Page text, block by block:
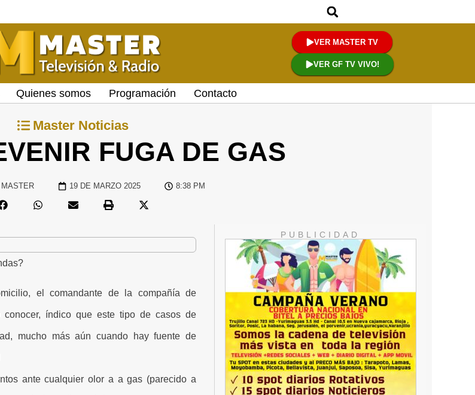
VER MASTER TV
VER GF TV VIVO!
Quienes somos Programación Contacto
Master Noticias
FUGA DE GAS
19 DE MARZO 2025 8:38 PM
el comandante de la compañía de
conocer, índico que este tipo de casos de
mucho más aún cuando hay fuente de
ante cualquier olor a a gas (parecido a
PUBLICIDAD